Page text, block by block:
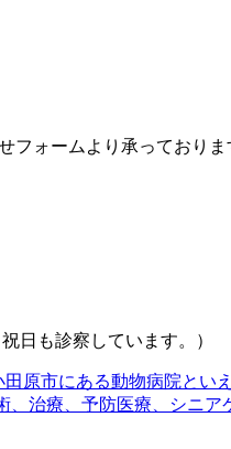
フォームより承っておりま
日も診察しています。）